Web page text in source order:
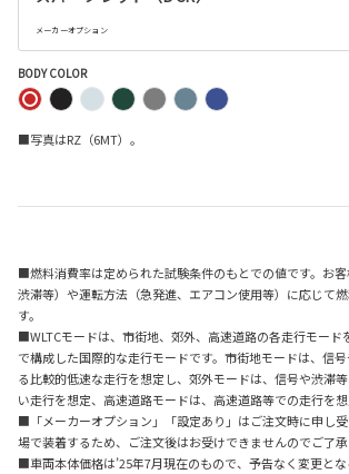
メーカーオプション
BODY COLOR
■写真はRZ（6MT）。
■燃料消費率は定められた試験条件のもとでの値です。お客
渋滞等）や運転方法（急発進、エアコン使用等）に応じて
す。
■WLTCモードは、市街地、郊外、高速道路の各走行モード
で構成した国際的な走行モードです。市街地モードは、信
る比較的低速な走行を想定し、郊外モードは、信号や渋滞
い走行を想定、高速道路モードは、高速道路等での走行を想
■「メーカーオプション」「設定あり」はご注文時に申し
場で装着するため、ご注文後はお受けできませんのでご了承
■車両本体価格は’25年7月現在のもので、予告なく変更とな